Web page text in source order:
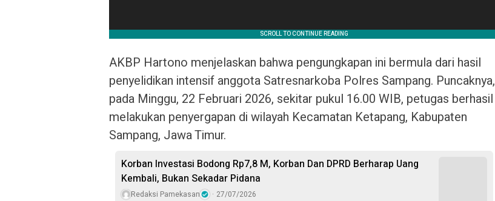
AKBP Hartono menjelaskan bahwa pengungkapan ini bermula dari hasil
penyelidikan intensif anggota Satresnarkoba Polres Sampang. Puncaknya,
pada Minggu, 22 Februari 2026, sekitar pukul 16.00 WIB, petugas berhasil
melakukan penyergapan di wilayah Kecamatan Ketapang, Kabupaten
Sampang, Jawa Timur.
Korban Investasi Bodong Rp7,8 M, Korban Dan DPRD Berharap Uang
Kembali, Bukan Sekadar Pidana
Redaksi Pamekasan 27/07/2026